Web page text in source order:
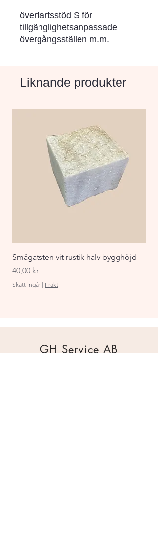
överfartsstöd S för
tillgänglighetsanpassade
övergångsställen m.m.
Liknande produkter
Smågatsten vit rustik halv bygghöjd
Pris
40,00 kr
Skatt ingår | Frakt
Pris
GH Service AB